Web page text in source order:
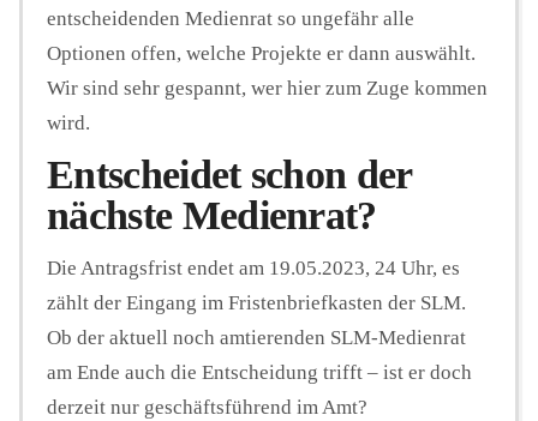
entscheidenden Medienrat so ungefähr alle
Optionen offen, welche Projekte er dann auswählt.
Wir sind sehr gespannt, wer hier zum Zuge kommen
wird.
Entscheidet schon der
nächste Medienrat?
Die Antragsfrist endet am 19.05.2023, 24 Uhr, es
zählt der Eingang im Fristenbriefkasten der SLM.
Ob der aktuell noch amtierenden SLM-Medienrat
am Ende auch die Entscheidung trifft – ist er doch
derzeit nur geschäftsführend im Amt?